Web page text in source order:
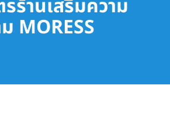
ร้านเสริมความ
MORESS